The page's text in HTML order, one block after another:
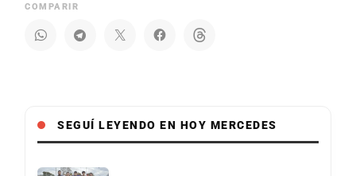
COMPARIR
SEGUÍ LEYENDO EN HOY MERCEDES